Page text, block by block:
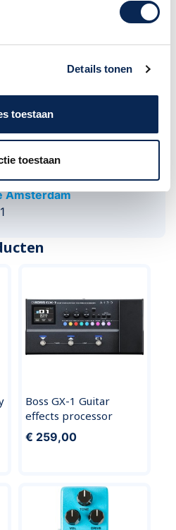
Details tonen
toestaan
toestaan
graag te woord.
Amsterdam
Boss GX-1 Guitar
effects processor
€ 259,00